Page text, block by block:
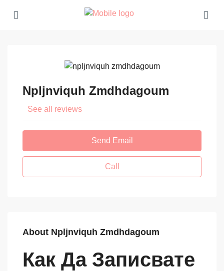
Npljnviquh Zmdhdagoum
See all reviews
Send Email
Call
About Npljnviquh Zmdhdagoum
Как Да Записвате